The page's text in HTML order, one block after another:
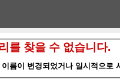
를 찾을 수 없습니다.
름이 변경되었거나 일시적으로